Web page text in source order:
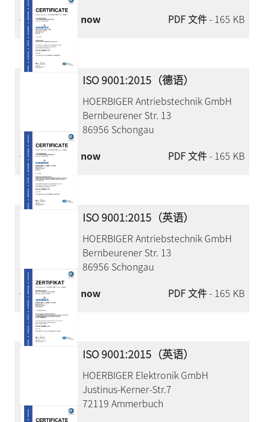
Download now
PDF 文件- 165 KB
ISO 9001:2015（德语）
HOERBIGER Antriebstechnik GmbH
Bernbeurener Str. 13
86956 Schongau
Download now
PDF 文件- 165 KB
ISO 9001:2015（英语）
HOERBIGER Antriebstechnik GmbH
Bernbeurener Str. 13
86956 Schongau
Download now
PDF 文件- 165 KB
ISO 9001:2015（英语）
HOERBIGER Elektronik GmbH
Justinus-Kerner-Str.7
72119 Ammerbuch